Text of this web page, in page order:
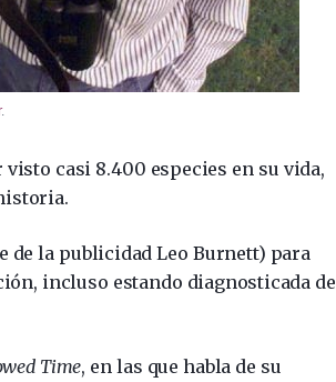
.
casi 8.400 especies en su vida,
de la publicidad Leo Burnett) para
incluso estando diagnosticada de
Time, en las que habla de su